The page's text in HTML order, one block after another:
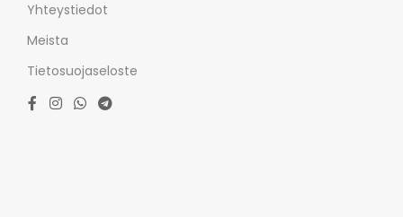
Yhteystiedot
Meista
Tietosuojaseloste